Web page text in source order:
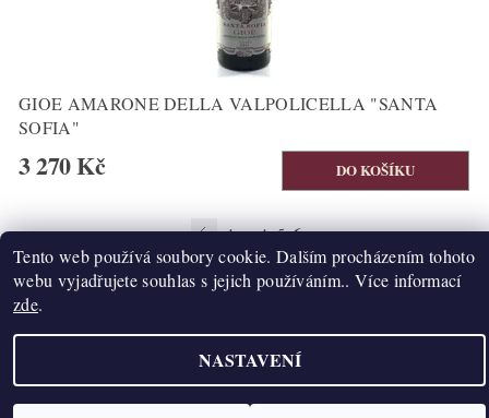
GIOE AMARONE DELLA VALPOLICELLA "SANTA
SOFIA"
3 270 Kč
1 ... 4 5 6
2026 ©K2T Víno, všechna práva vyhrazenaUpravit nastavení cookies
Vytvořil Shoptet
Tento web používá soubory cookie. Dalším procházením tohoto
webu vyjadřujete souhlas s jejich používáním.. Více informací
zde.
NASTAVENÍ